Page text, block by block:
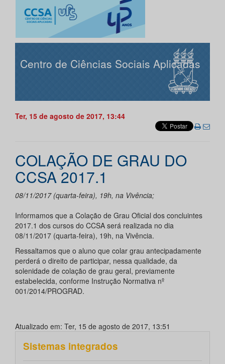
Centro de Ciências Sociais Aplicadas
Ter, 15 de agosto de 2017, 13:44
COLAÇÃO DE GRAU DO
CCSA 2017.1
08/11/2017 (quarta-feira), 19h, na Vivência;
Informamos que a Colação de Grau Oficial dos concluintes
2017.1 dos cursos do CCSA será realizada no dia
08/11/2017 (quarta-feira), 19h, na Vivência.
Ressaltamos que o aluno que colar grau antecipadamente
perderá o direito de participar, nessa qualidade, da
solenidade de colação de grau geral, previamente
estabelecida, conforme Instrução Normativa nº
001/2014/PROGRAD.
Atualizado em: Ter, 15 de agosto de 2017, 13:51
Sistemas integrados